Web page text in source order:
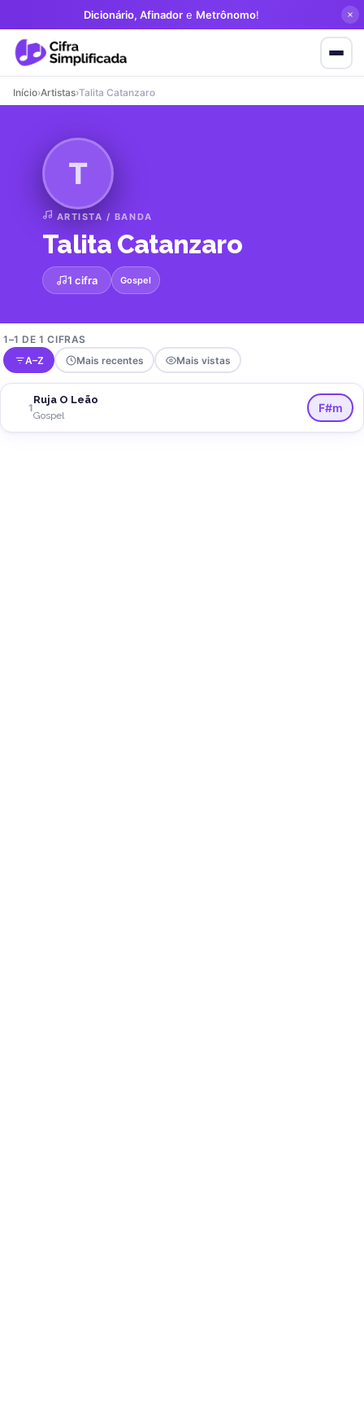
Dicionário, Afinador e Metrônomo!
Início›Artistas›Talita Catanzaro
T
ARTISTA / BANDA
Talita Catanzaro
1 cifra Gospel
1–1 DE 1 CIFRAS
A–Z
Mais recentes Mais vistas
1
Ruja O Leão
Gospel
F#m